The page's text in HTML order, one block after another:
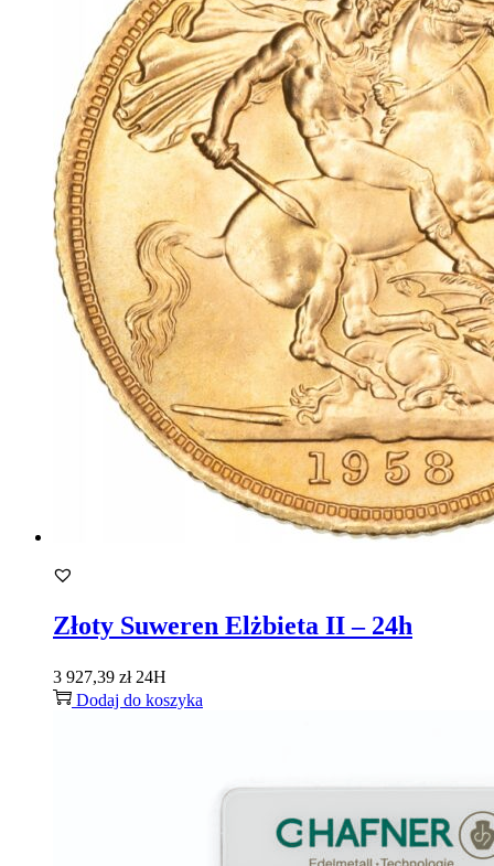
Złoty Suweren Elżbieta II – 24h
3 927,39 zł 24H
Dodaj do koszyka